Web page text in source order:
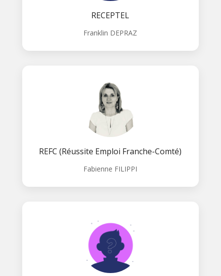
RECEPTEL
Franklin DEPRAZ
REFC (Réussite Emploi Franche-Comté)
Fabienne FILIPPI